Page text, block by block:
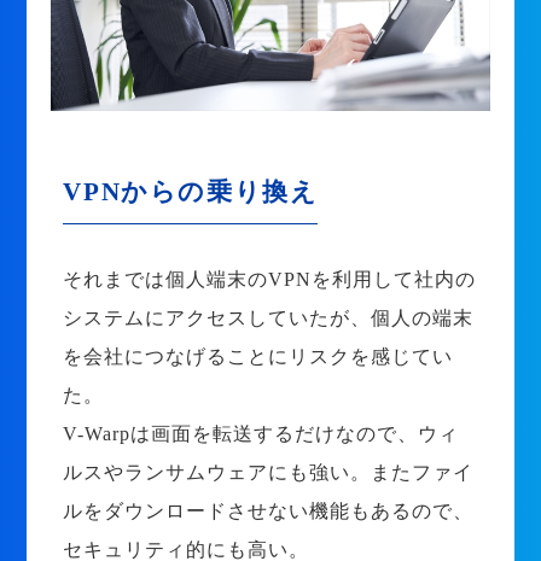
VPNからの乗り換え
それまでは個人端末のVPNを利用して社内の
システムにアクセスしていたが、個人の端末
を会社につなげることにリスクを感じてい
た。
V-Warpは画面を転送するだけなので、ウィ
ルスやランサムウェアにも強い。またファイ
ルをダウンロードさせない機能もあるので、
セキュリティ的にも高い。